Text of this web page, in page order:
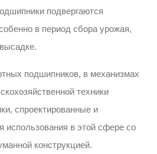
подвергаются
в период сбора урожая,
подшипников, в механизмах
техники
спроектированные и
в этой сфере со
конструкцией.